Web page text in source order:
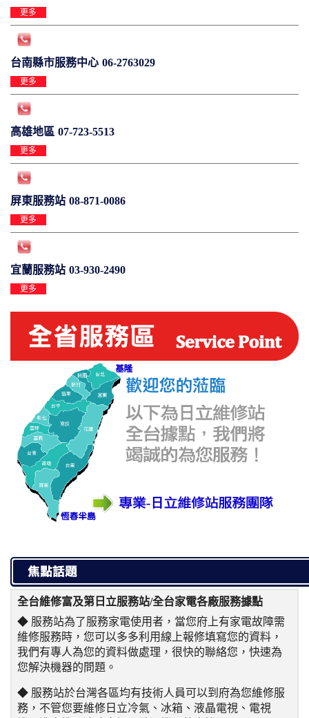
更多
台南縣市服務中心 06-2763029
更多
高雄地區 07-723-5513
更多
屏東服務站 08-871-0086
更多
宜蘭服務站 03-930-2490
更多
全台維修富及第日立服務站/全台家電各廠服務據點
◆ 服務站為了服務家電使用者，當您府上有家電故障需
維修服務時，您可以多多利用線上報修填寫您的資料，
我們有專人為您的資料做處理，很快的聯絡您，快速為
您解決機器的問題。
◆ 服務站於台灣各區均有技術人員可以到府為您維修服
務，不管您要維修日立冷氣、冰箱、液晶電視、電視